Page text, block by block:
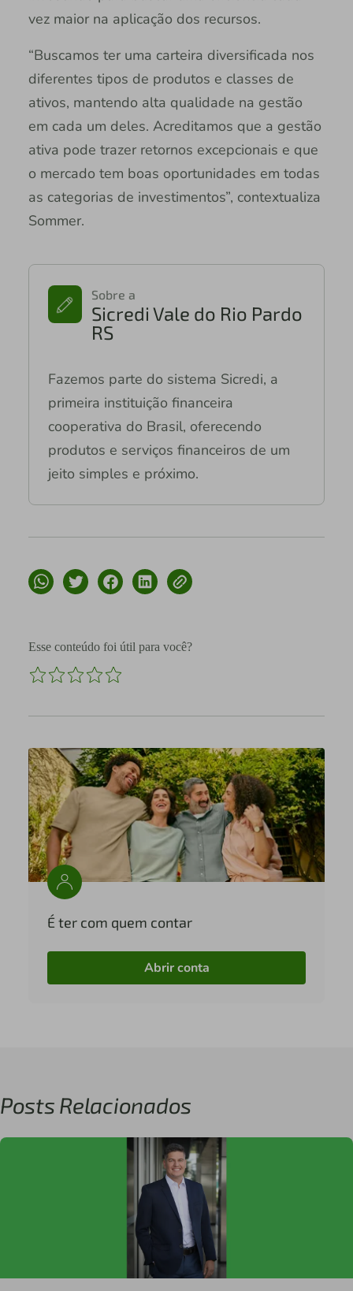
vez maior na aplicação dos recursos.
“Buscamos ter uma carteira diversificada nos
diferentes tipos de produtos e classes de
ativos, mantendo alta qualidade na gestão
em cada um deles. Acreditamos que a gestão
ativa pode trazer retornos excepcionais e que
o mercado tem boas oportunidades em todas
as categorias de investimentos”, contextualiza
Sommer.
Sobre a
Sicredi Vale do Rio Pardo
RS
Fazemos parte do sistema Sicredi, a
primeira instituição financeira
cooperativa do Brasil, oferecendo
produtos e serviços financeiros de um
jeito simples e próximo.
Esse conteúdo foi útil para você?
É ter com quem contar
Abrir conta
Posts Relacionados